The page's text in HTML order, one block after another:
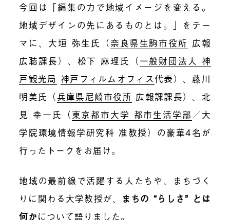
今回は「編集の力で地域イメージを変える。
地域デザインの先にあるものとは。」をテー
マに、大垣 弥生氏（奈良県生駒市役所 広報
広聴課長）、松下 麻理氏（一般財団法人 神
戸観光局 神戸フィルムオフィス代表）、藤川
明美氏（兵庫県尼崎市役所 広報課課長）、北
見 幸一氏（東京都市大学 都市生活学部／大
学院環境情報学研究科 准教授）の豪華4名が
行ったトークをお届け。
地域の最前線で活躍する人たちや、まちづく
りに関わる大学教授が、
まちの “らしさ” とは
何かについて語りました。